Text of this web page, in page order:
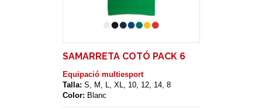
SAMARRETA COTÓ PACK 6
Equipació multiesport
Talla: S, M, L, XL, 10, 12, 14, 8
Color: Blanc